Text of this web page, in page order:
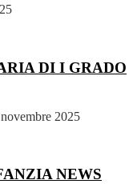
DI I GRADO
2025
NEWS